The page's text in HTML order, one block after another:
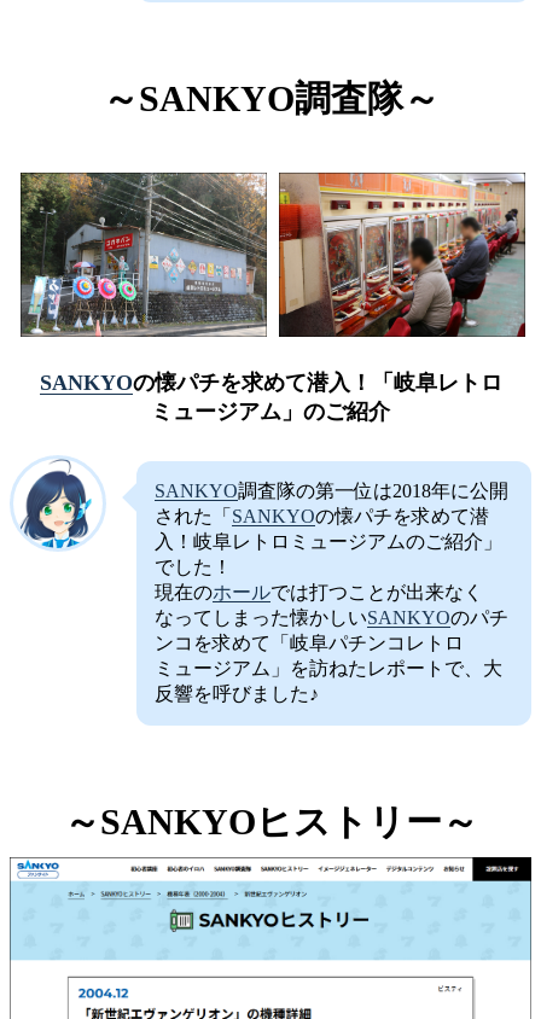
～SANKYO調査隊～
SANKYOの懐パチを求めて潜入！「岐阜レトロ
ミュージアム」のご紹介
SANKYO調査隊の第一位は2018年に公開
された「 SANKYOの懐パチを求めて潜
入！岐阜レトロミュージアムのご紹介」
でした！
現在のホールでは打つことが出来なく
なってしまった懐かしいSANKYOのパチ
ンコを求めて「岐阜パチンコレトロ
ミュージアム」を訪ねたレポートで、大
反響を呼びました♪
～SANKYOヒストリー～